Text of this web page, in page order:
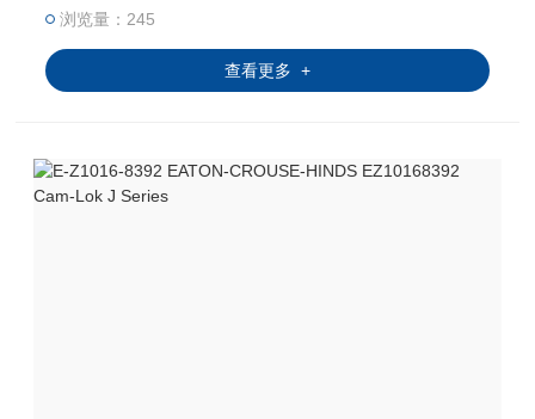
浏览量：245
查看更多 +